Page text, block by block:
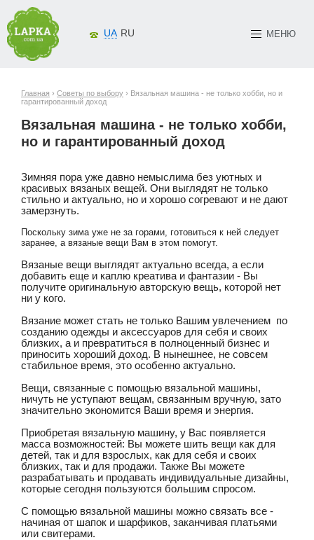
МЕНЮ
UA RU
Главная › Советы по выбору › Вязальная машина - не только хобби, но и
гарантированный доход
Вязальная машина - не только хобби,
но и гарантированный доход
Зимняя пора уже давно немыслима без уютных и
красивых вязаных вещей. Они выглядят не только
стильно и актуально, но и хорошо согревают и не дают
замерзнуть.
Поскольку зима уже не за горами, готовиться к ней следует
заранее, а вязаные вещи Вам в этом помогут.
Вязаные вещи выглядят актуально всегда, а если
добавить еще и каплю креатива и фантазии - Вы
получите оригинальную авторскую вещь, которой нет
ни у кого.
Вязание может стать не только Вашим увлечением  по
созданию одежды и аксессуаров для себя и своих
близких, а и превратиться в полноценный бизнес и
приносить хороший доход. В нынешнее, не совсем
стабильное время, это особенно актуально.
Вещи, связанные с помощью вязальной машины,
ничуть не уступают вещам, связанным вручную, зато
значительно экономится Ваши время и энергия.
Приобретая вязальную машину, у Вас появляется
масса возможностей: Вы можете шить вещи как для
детей, так и для взрослых, как для себя и своих
близких, так и для продажи. Также Вы можете
разрабатывать и продавать индивидуальные дизайны,
которые сегодня пользуются большим спросом.
С помощью вязальной машины можно связать все -
начиная от шапок и шарфиков, заканчивая платьями
или свитерами.